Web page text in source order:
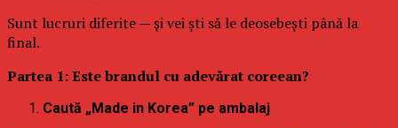
Sunt lucruri diferite — și vei ști să le deosebești până la
final.
Partea 1: Este brandul cu adevărat coreean?
Caută „Made in Korea” pe ambalaj